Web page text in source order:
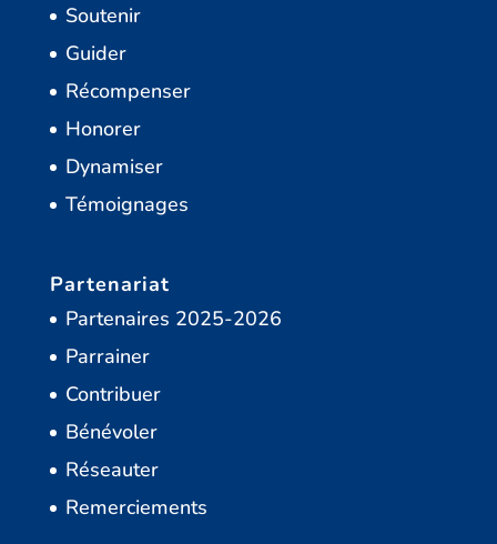
Soutenir
Guider
Récompenser
Honorer
Dynamiser
Témoignages
Partenariat
Partenaires 2025-2026
Parrainer
Contribuer
Bénévoler
Réseauter
Remerciements